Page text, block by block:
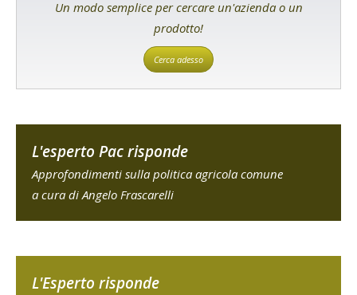
Un modo semplice per cercare un'azienda o un
prodotto!
Cerca adesso
L'esperto Pac risponde
Approfondimenti sulla politica agricola comune
a cura di Angelo Frascarelli
L'Esperto risponde